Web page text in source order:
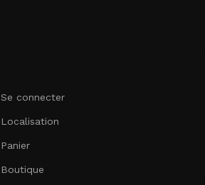
Se connecter
Localisation
Panier
Boutique